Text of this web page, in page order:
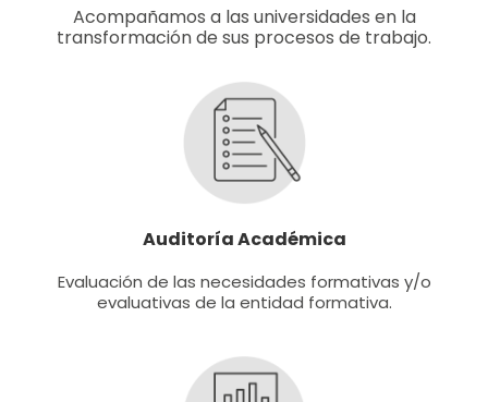
Acompañamos a las universidades en la
transformación de sus procesos de trabajo.
Auditoría Académica
Evaluación de las necesidades formativas y/o
evaluativas de la entidad formativa.